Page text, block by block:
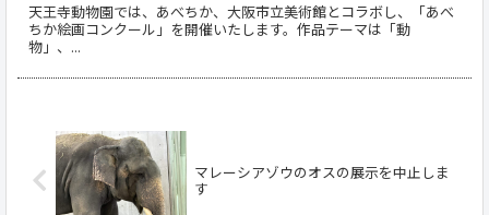
天王寺動物園では、あべちか、大阪市立美術館とコラボし、「あべ
ちか絵画コンクール」を開催いたします。作品テーマは「動
物」、...
マレーシアゾウのオスの展示を中止しま
す